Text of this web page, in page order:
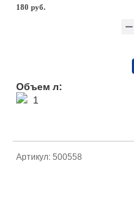
180 руб.
Объем л:
1
Артикул: 500558